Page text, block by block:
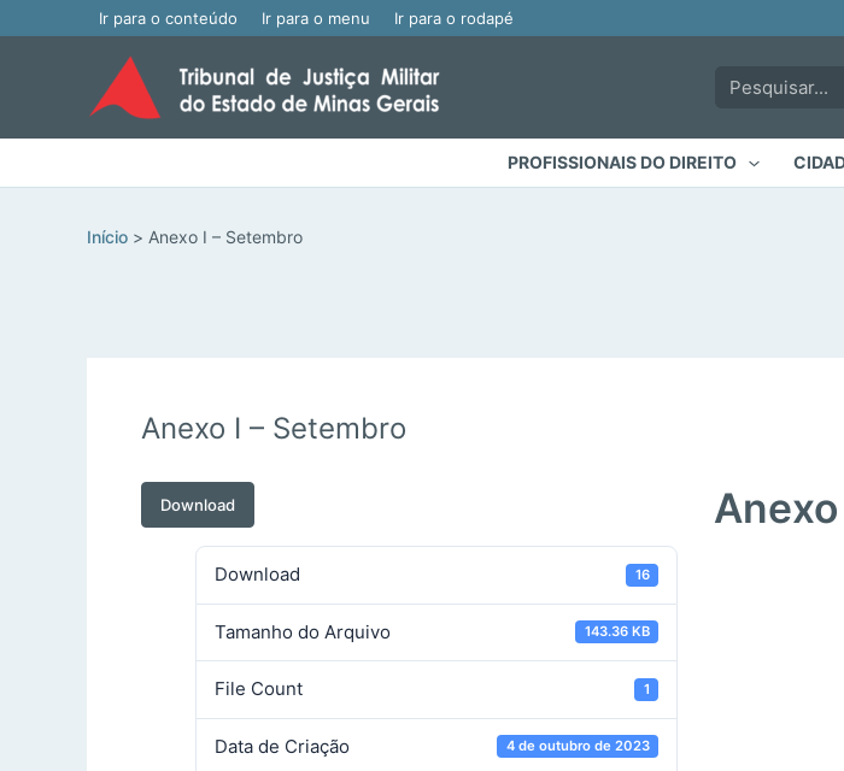
Ir para o conteúdo Ir para o menu Ir para o rodapé
Pesquisar:
PROFISSIONAIS DO DIREITO
Início Anexo I – Setembro
Anexo I – Setembro
Download
Download 16
Tamanho do Arquivo 143.36 KB
File Count 1
Data de Criação 4 de outubro de 2023